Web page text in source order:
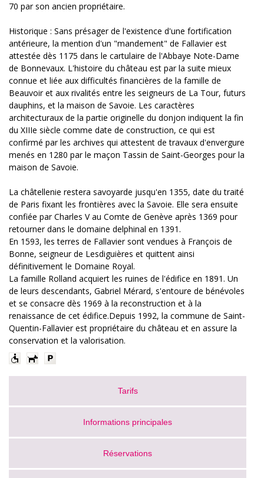
70 par son ancien propriétaire.
Historique : Sans présager de l'existence d'une fortification
antérieure, la mention d'un "mandement" de Fallavier est
attestée dès 1175 dans le cartulaire de l'Abbaye Note-Dame
de Bonnevaux. L'histoire du château est par la suite mieux
connue et liée aux difficultés financières de la famille de
Beauvoir et aux rivalités entre les seigneurs de La Tour, futurs
dauphins, et la maison de Savoie. Les caractères
architecturaux de la partie originelle du donjon indiquent la fin
du XIIIe siècle comme date de construction, ce qui est
confirmé par les archives qui attestent de travaux d'envergure
menés en 1280 par le maçon Tassin de Saint-Georges pour la
maison de Savoie.
La châtellenie restera savoyarde jusqu'en 1355, date du traité
de Paris fixant les frontières avec la Savoie. Elle sera ensuite
confiée par Charles V au Comte de Genève après 1369 pour
retourner dans le domaine delphinal en 1391.
En 1593, les terres de Fallavier sont vendues à François de
Bonne, seigneur de Lesdiguières et quittent ainsi
définitivement le Domaine Royal.
La famille Rolland acquiert les ruines de l'édifice en 1891. Un
de leurs descendants, Gabriel Mérard, s'entoure de bénévoles
et se consacre dès 1969 à la reconstruction et à la
renaissance de cet édifice.Depuis 1992, la commune de Saint-
Quentin-Fallavier est propriétaire du château et en assure la
conservation et la valorisation.
Tarifs
Informations principales
Réservations